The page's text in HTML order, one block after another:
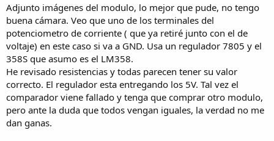
Adjunto imágenes del modulo, lo mejor que pude, no tengo
buena cámara. Veo que uno de los terminales del
potenciometro de corriente ( que ya retiré junto con el de
voltaje) en este caso si va a GND. Usa un regulador 7805 y el
358S que asumo es el LM358.
He revisado resistencias y todas parecen tener su valor
correcto. El regulador esta entregando los 5V. Tal vez el
comparador viene fallado y tenga que comprar otro modulo,
pero ante la duda que todos vengan iguales, la verdad no me
dan ganas.